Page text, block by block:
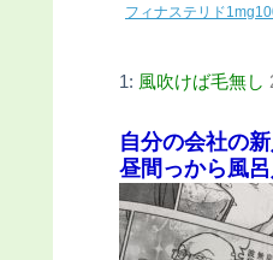
フィナステリド
1: 風吹けば毛無し
自分の会社の
昼間っから風